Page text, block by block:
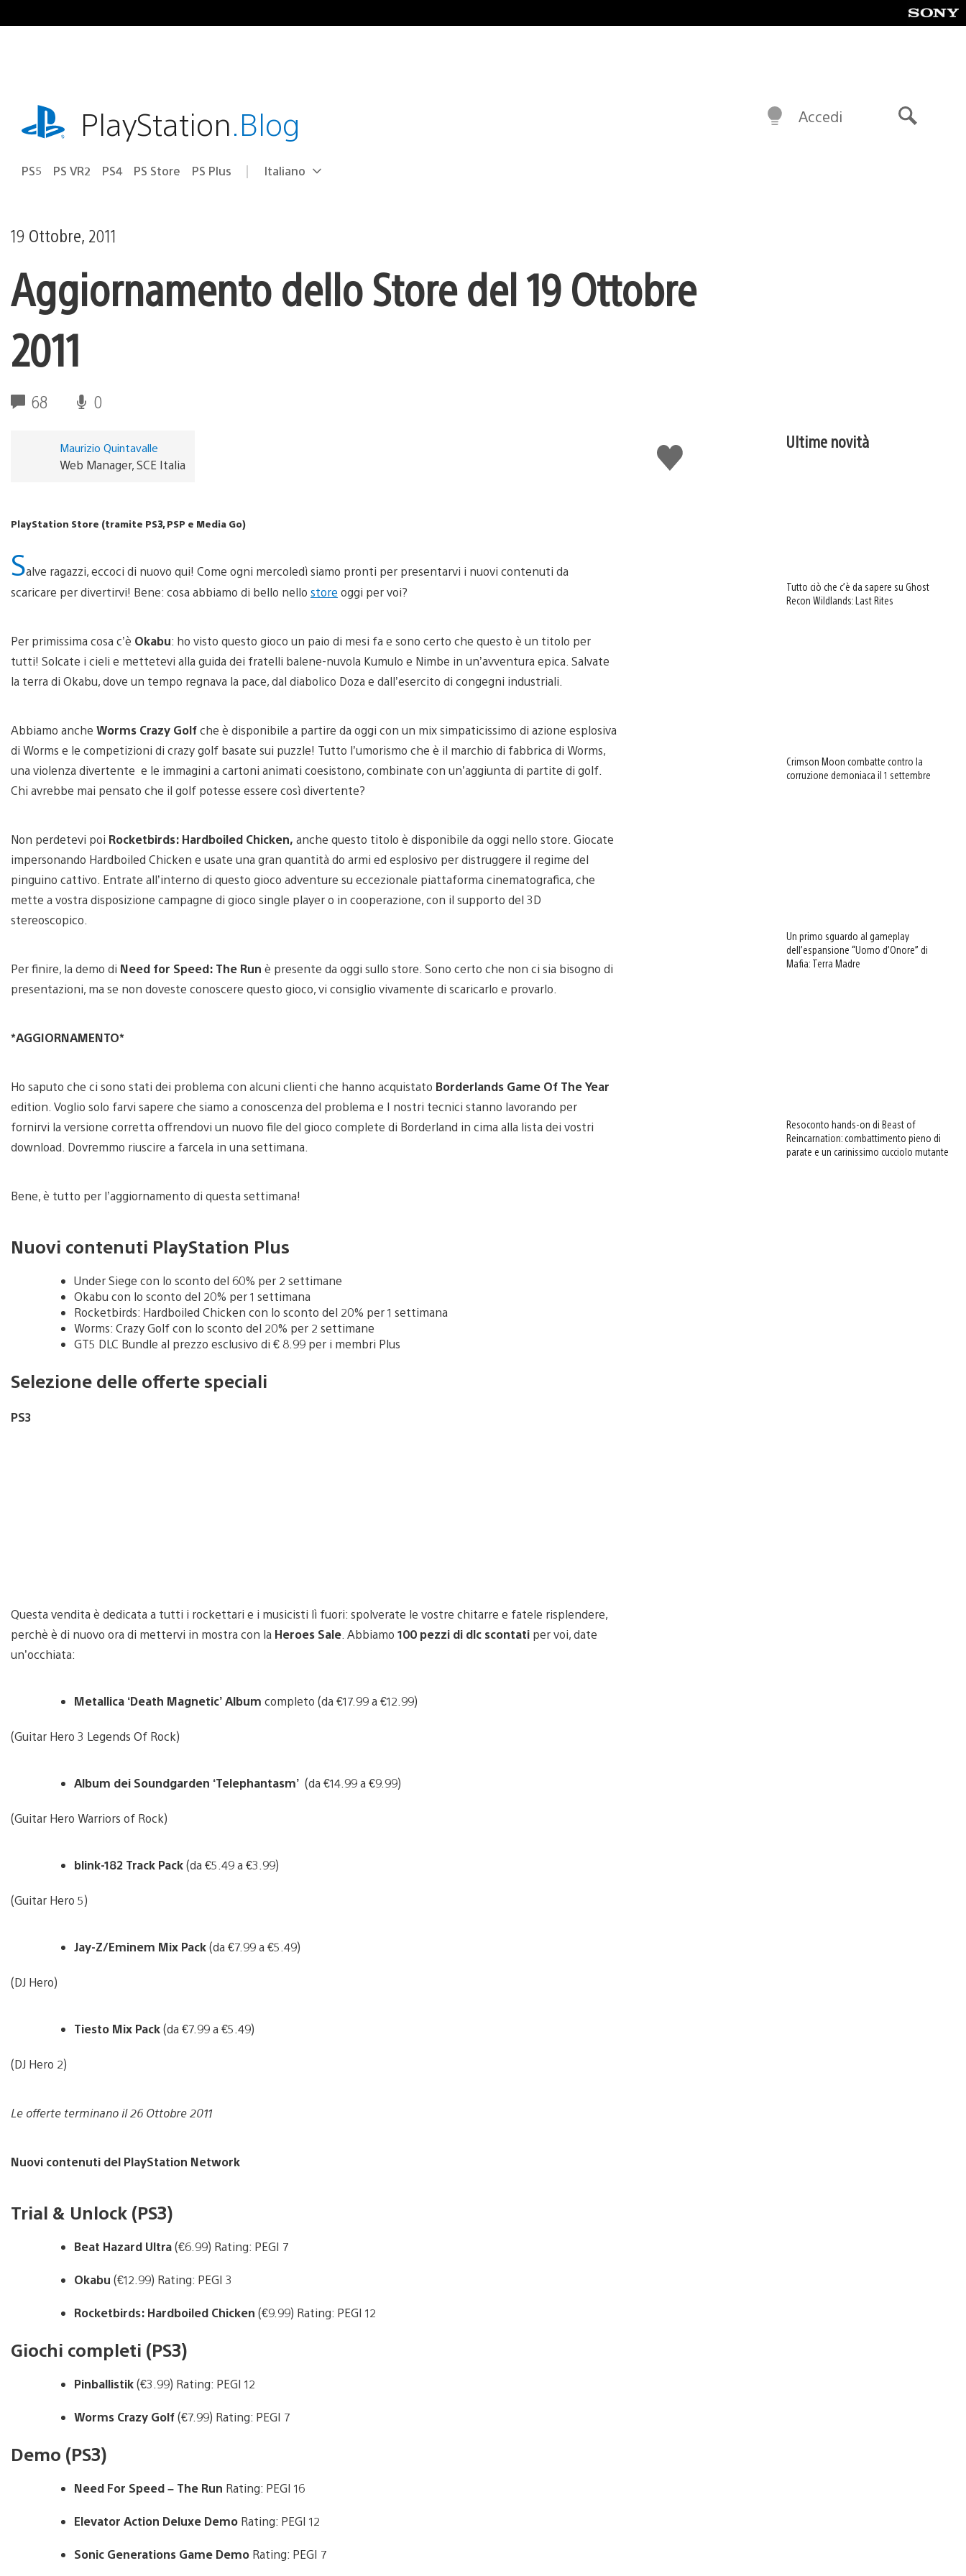
al
playstation.comPlayStation.Blog
PS5 PS VR2 PS4 PS Store PS Plus Seleziona
Regione
Italiano
Accedi
19 Ottobre, 2011
Aggiornamento dello Store del 19 Ottobre
2011
68 0
Mi
piace
Maurizio Quintavalle
Web Manager, SCE Italia
PlayStation Store (tramite PS3, PSP e Media Go)
Salve ragazzi, eccoci di nuovo qui! Come ogni mercoledì siamo pronti per presentarvi i nuovi contenuti da
scaricare per divertirvi! Bene: cosa abbiamo di bello nello store oggi per voi?
Per primissima cosa c’è Okabu: ho visto questo gioco un paio di mesi fa e sono certo che questo è un titolo per
tutti! Solcate i cieli e mettetevi alla guida dei fratelli balene-nuvola Kumulo e Nimbe in un’avventura epica. Salvate
la terra di Okabu, dove un tempo regnava la pace, dal diabolico Doza e dall’esercito di congegni industriali.
Abbiamo anche Worms Crazy Golfche è disponibile a partire da oggi con un mix simpaticissimo di azione esplosiva
di Worms e le competizioni di crazy golf basate sui puzzle! Tutto l’umorismo che è il marchio di fabbrica di Worms,
una violenza divertente e le immagini a cartoni animati coesistono, combinate con un’aggiunta di partite di golf.
Chi avrebbe mai pensato che il golf potesse essere così divertente?
Non perdetevi poi Rocketbirds: Hardboiled Chicken, anche questo titolo è disponibile da oggi nello store. Giocate
impersonando Hardboiled Chicken e usate una gran quantità do armi ed esplosivo per distruggere il regime del
pinguino cattivo. Entrate all’interno di questo gioco adventure su eccezionale piattaforma cinematografica, che
mette a vostra disposizione campagne di gioco single player o in cooperazione, con il supporto del 3D
stereoscopico.
Per finire, la demo di Need for Speed: The Run è presente da oggi sullo store. Sono certo che non ci sia bisogno di
presentazioni, ma se non doveste conoscere questo gioco, vi consiglio vivamente di scaricarlo e provarlo.
*AGGIORNAMENTO*
Ho saputo che ci sono stati dei problema con alcuni clienti che hanno acquistato Borderlands Game Of The Year
edition. Voglio solo farvi sapere che siamo a conoscenza del problema e I nostri tecnici stanno lavorando per
fornirvi la versione corretta offrendovi un nuovo file del gioco complete di Borderland in cima alla lista dei vostri
download. Dovremmo riuscire a farcela in una settimana.
Bene, è tutto per l’aggiornamento di questa settimana!
Nuovi contenuti PlayStation Plus
Under Siege con lo sconto del 60% per 2 settimane
Okabu con lo sconto del 20% per 1 settimana
Rocketbirds: Hardboiled Chicken con lo sconto del 20% per 1 settimana
Worms: Crazy Golf con lo sconto del 20% per 2 settimane
GT5 DLC Bundle al prezzo esclusivo di € 8.99 per i membri Plus
Selezione delle offerte speciali
PS3
Questa vendita è dedicata a tutti i rockettari e i musicisti lì fuori: spolverate le vostre chitarre e fatele risplendere,
perchè è di nuovo ora di mettervi in mostra con la Heroes Sale . Abbiamo 100 pezzi di dlc scontati per voi, date
un’occhiata:
Metallica ‘Death Magnetic’ Album completo (da €17.99 a €12.99)
(Guitar Hero 3 Legends Of Rock)
Album dei Soundgarden ‘Telephantasm’ (da €14.99 a €9.99)
(Guitar Hero Warriors of Rock)
blink-182 Track Pack(da €5.49 a €3.99)
(Guitar Hero 5)
Jay-Z/Eminem Mix Pack(da €7.99 a €5.49)
(DJ Hero)
Tiesto Mix Pack(da €7.99 a €5.49)
(DJ Hero 2)
Le offerte terminano il 26 Ottobre 2011
Nuovi contenuti del PlayStation Network
Trial & Unlock (PS3)
Beat Hazard Ultra(€6.99) Rating: PEGI 7
Okabu (€12.99) Rating: PEGI 3
Rocketbirds: Hardboiled Chicken (€9.99) Rating: PEGI 12
Giochi completi (PS3)
Pinballistik(€3.99) Rating: PEGI 12
Worms Crazy Golf(€7.99) Rating: PEGI 7
Demo (PS3)
Need For Speed – The Run Rating: PEGI 16
Elevator Action Deluxe Demo Rating: PEGI 12
Sonic Generations Game Demo Rating: PEGI 7
Ultime novità
Tutto ciò che c’è da sapere su Ghost
Recon Wildlands: Last Rites
Crimson Moon combatte contro la
corruzione demoniaca il 1 settembre
Un primo sguardo al gameplay
dell’espansione “Uomo d’Onore” di
Mafia: Terra Madre
Resoconto hands-on di Beast of
Reincarnation: combattimento pieno di
parate e un carinissimo cucciolo mutante